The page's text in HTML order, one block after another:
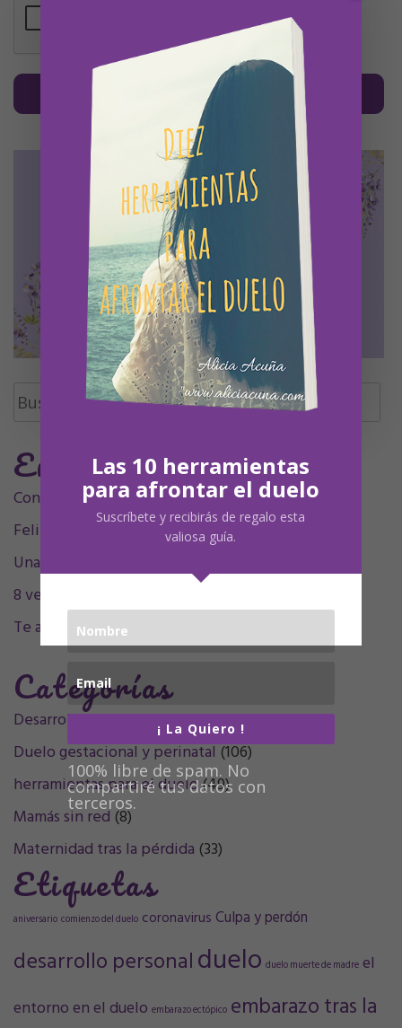
Buscar:
Entradas Recientes
Contigo siempre, siempre en mí, mamá.
Feliz Undécimo cumpleaños, Olivia
Una decada sintigo
8 velitas, 9 plumitas
Te acompaño en el sentimiento
Categorías
Desarrollo personal(32)
Duelo gestacional y perinatal(106)
herramientas para el duelo(49)
Mamás sin red(8)
Maternidad tras la pérdida (33)
Etiquetas
aniversario comienzo del duelo coronavirus Culpa y perdón
desarrollo personalduelo duelo muerte de madre el
entorno en el duelo embarazo ectópico embarazo tras la
Las 10 herramientas
para afrontar el duelo
Suscríbete y recibirás de regalo esta
valiosa guía.
¡ La Quiero !
100% libre de spam. No
compartiré tus datos con
terceros.